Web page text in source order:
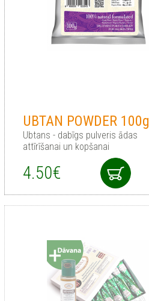
UBTAN POWDER 100g
Ubtans - dabīgs pulveris ādas
attīrīšanai un kopšanai
4.50€